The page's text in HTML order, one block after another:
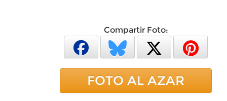
Compartir Foto:
FOTO AL AZAR